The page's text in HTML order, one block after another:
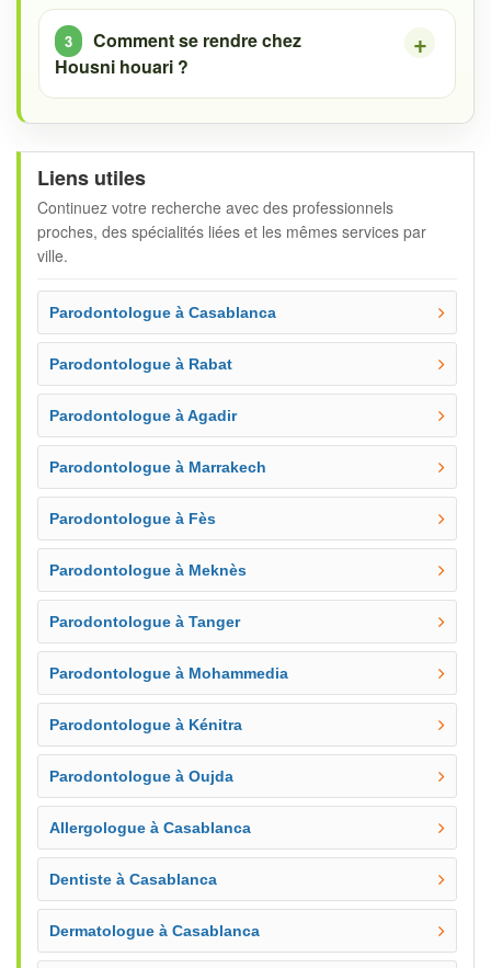
Comment se rendre chez
Housni houari ?
Liens utiles
Continuez votre recherche avec des professionnels
proches, des spécialités liées et les mêmes services par
ville.
Parodontologue à Casablanca
Parodontologue à Rabat
Parodontologue à Agadir
Parodontologue à Marrakech
Parodontologue à Fès
Parodontologue à Meknès
Parodontologue à Tanger
Parodontologue à Mohammedia
Parodontologue à Kénitra
Parodontologue à Oujda
Allergologue à Casablanca
Dentiste à Casablanca
Dermatologue à Casablanca